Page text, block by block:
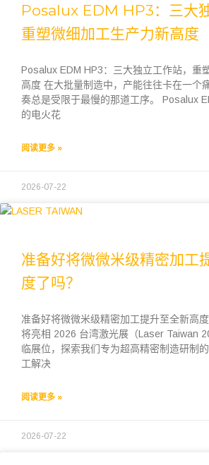
Posalux EDM HP3：三大
重塑微细加工生产力新高度
Posalux EDM HP3：三大独立工作站，重
高度 在大批量制造中，产能往往卡在一个
奏总是受限于最慢的那道工序。 Posalux
的电火花
阅读更多 »
2026-07-22
准备好将微微米级精密加工
度了吗？
准备好将微微米级精密加工提升至全新高
将亮相 2026 台湾激光展（Laser Taiwan
临展位，探索我们专为超高精密制造研制
工解决
阅读更多 »
2026-07-22